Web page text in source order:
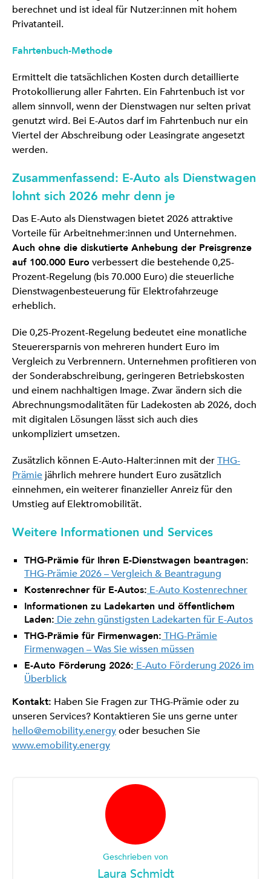
berechnet und ist ideal für Nutzer:innen mit hohem
Privatanteil.
Fahrtenbuch-Methode
Ermittelt die tatsächlichen Kosten durch detaillierte
Protokollierung aller Fahrten. Ein Fahrtenbuch ist vor
allem sinnvoll, wenn der Dienstwagen nur selten privat
genutzt wird. Bei E-Autos darf im Fahrtenbuch nur ein
Viertel der Abschreibung oder Leasingrate angesetzt
werden.
Zusammenfassend: E-Auto als Dienstwagen
lohnt sich 2026 mehr denn je
Das E-Auto als Dienstwagen bietet 2026 attraktive
Vorteile für Arbeitnehmer:innen und Unternehmen.
Auch ohne die diskutierte Anhebung der Preisgrenze
auf 100.000 Euro verbessert die bestehende 0,25-
Prozent-Regelung (bis 70.000 Euro) die steuerliche
Dienstwagenbesteuerung für Elektrofahrzeuge
erheblich.
Die 0,25-Prozent-Regelung bedeutet eine monatliche
Steuerersparnis von mehreren hundert Euro im
Vergleich zu Verbrennern. Unternehmen profitieren von
der Sonderabschreibung, geringeren Betriebskosten
und einem nachhaltigen Image. Zwar ändern sich die
Abrechnungsmodalitäten für Ladekosten ab 2026, doch
mit digitalen Lösungen lässt sich auch dies
unkompliziert umsetzen.
Zusätzlich können E-Auto-Halter:innen mit derTHG-
Prämie jährlich mehrere hundert Euro zusätzlich
einnehmen, ein weiterer finanzieller Anreiz für den
Umstieg auf Elektromobilität.
Weitere Informationen und Services
THG-Prämie für Ihren E-Dienstwagen beantragen:
THG-Prämie 2026 – Vergleich & Beantragung
Kostenrechner für E-Autos: E-Auto Kostenrechner
Informationen zu Ladekarten und öffentlichem
Laden: Die zehn günstigsten Ladekarten für E-Autos
THG-Prämie für Firmenwagen: THG-Prämie
Firmenwagen – Was Sie wissen müssen
E-Auto Förderung 2026: E-Auto Förderung 2026 im
Überblick
Kontakt: Haben Sie Fragen zur THG-Prämie oder zu
unseren Services? Kontaktieren Sie uns gerne unter
hello@emobility.energyoder besuchen Sie
www.emobility.energy
Geschrieben von
Laura Schmidt